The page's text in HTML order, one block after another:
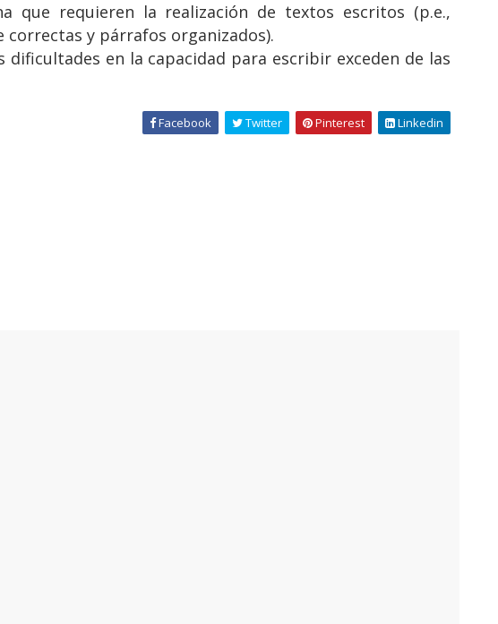
que requieren la realización de textos escritos (p.e.,
y párrafos organizados).
dificultades en la capacidad para escribir exceden de las
Facebook Twitter Pinterest Linkedin